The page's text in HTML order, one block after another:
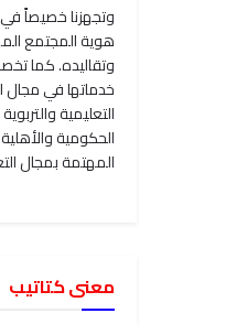
وتجهزنا خصيصاً
هوية المجتمع
وتقاليده. كما
خدماتها في مجال
التعليمية
الحكومية
المهتمة بمجال
معنى كتاتيب